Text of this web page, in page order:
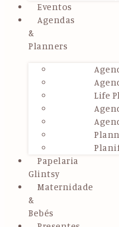
Eventos
Agendas
&
Planners
Life
Papelaria
Glintsy
Maternidade
&
Bebés